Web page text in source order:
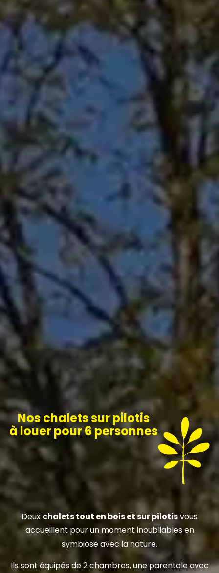
Nos chalets sur pilotis
à louer pour 6 personnes
Deux chalets tout en bois et sur pilotisvous
accueillent pour un moment inoubliables en
symbiose avec la nature.
Ils sont équipés de 2 chambres, une parentale avec